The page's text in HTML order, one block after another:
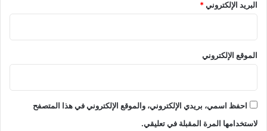
البريد الإلكتروني*
الموقع الإلكتروني
احفظ اسمي، بريدي الإلكتروني، والموقع الإلكتروني في هذا المتصفح
لاستخدامها المرة المقبلة في تعليقي.